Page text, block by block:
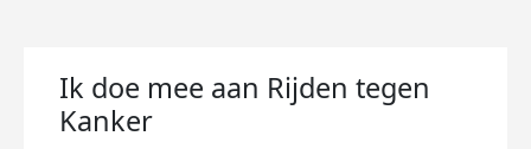
Ik doe mee aan Rijden tegen
Kanker